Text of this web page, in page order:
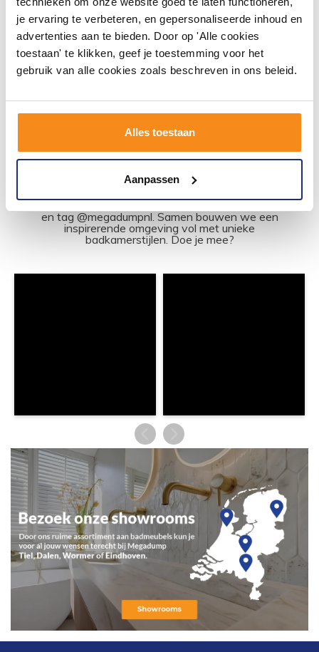
je ervaring te verbeteren, en gepersonaliseerde inhoud en
advertenties aan te bieden. Door op 'Alle cookies
toestaan' te klikken, geef je toestemming voor het
gebruik van alle cookies zoals beschreven in ons beleid.
Alles toestaan
Aanpassen
33,82
27,95
Meer info
50,76
Meer info
#mijndroombadkamer
badkamer op Instagram met #mijndroombadkamer
en tag @megadumpnl. Samen bouwen we een
inspirerende omgeving vol met unieke
badkamerstijlen. Doe je mee?